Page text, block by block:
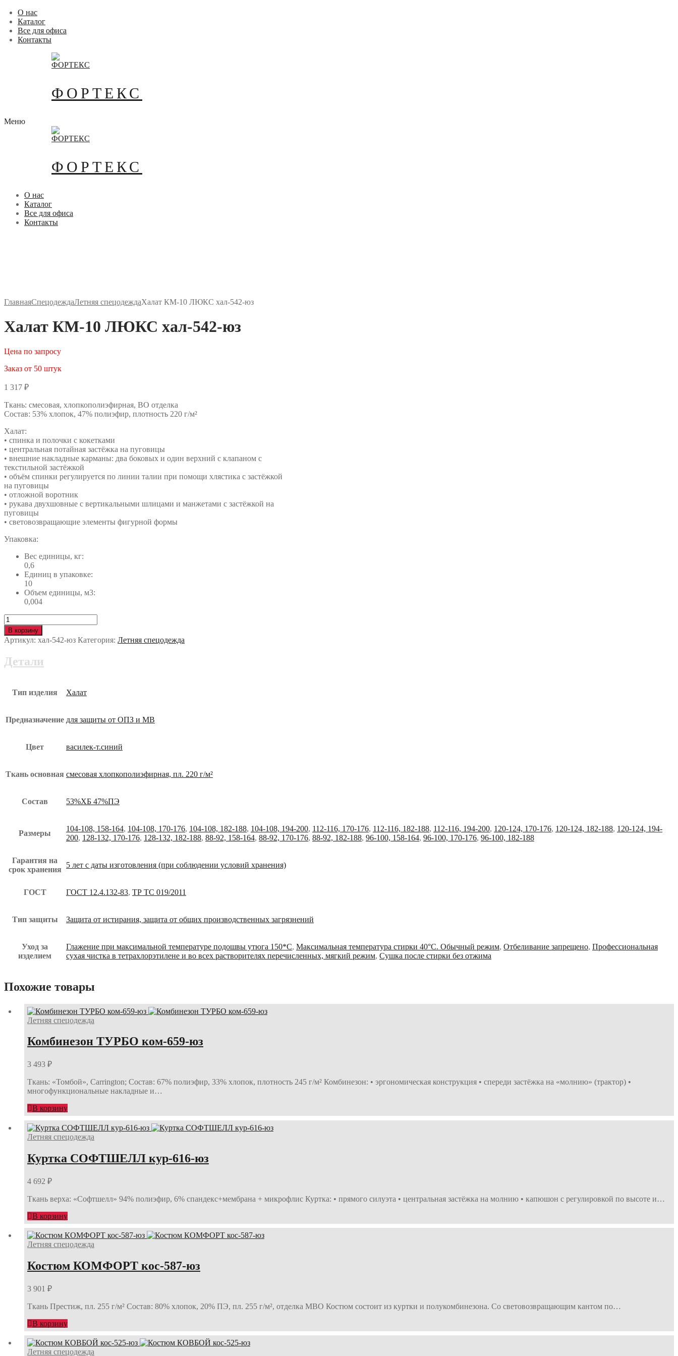
Перейти
содержимому
Меню
Закрыть
О нас
Каталог
Все для офиса
Контакты
ФОРТЕКС
Меню
ФОРТЕКС
О нас
Каталог
Все для офиса
Контакты
ГлавнаяСпецодеждаЛетняя спецодеждаХалат КМ-10 ЛЮКС хал-542-юз
Халат КМ-10 ЛЮКС хал-542-юз
Цена по запросу
Заказ от 50 штук
1 317 ₽
Ткань: смесовая, хлопкополиэфирная, ВО отделка
Состав: 53% хлопок, 47% полиэфир, плотность 220 г/м²
Халат:
• спинка и полочки с кокетками
• центральная потайная застёжка на пуговицы
• внешние накладные карманы: два боковых и один верхний с клапаном с
текстильной застёжкой
• объём спинки регулируется по линии талии при помощи хлястика с застёжкой
на пуговицы
• отложной воротник
• рукава двухшовные с вертикальными шлицами и манжетами с застёжкой на
пуговицы
• световозвращающие элементы фигурной формы
Упаковка:
Вес единицы, кг:
0,6
Единиц в упаковке:
10
Объем единицы, м3:
0,004
Количество
Халат
КМ-10
ЛЮКС
юз
В корзину
Артикул: хал-542-юз Категория: Летняя спецодежда
Детали
Тип изделия Халат
Предназначение для защиты от ОПЗ и МВ
Цвет василек-т.синий
Ткань основная смесовая хлопкополиэфирная, пл. 220 г/м²
Состав 53%ХБ 47%ПЭ
Размеры
104-108, 158-164, 104-108, 170-176, 104-108, 182-188, 104-108, 194-200, 112-116, 170-176, 112-116, 182-188, 112-116, 194-200, 120-124, 170-176, 120-124, 182-188, 120-124, 194-
200, 128-132, 170-176, 128-132, 182-188, 88-92, 158-164, 88-92, 170-176, 88-92, 182-188, 96-100, 158-164, 96-100, 170-176, 96-100, 182-188
Гарантия на
срок хранения
5 лет с даты изготовления (при соблюдении условий хранения)
ГОСТ ГОСТ 12.4.132-83, ТР ТС 019/2011
Тип защиты Защита от истирания, защита от общих производственных загрязнений
Уход за
изделием
Глажение при максимальной температуре подошвы утюга 150*С, Максимальная температура стирки 40°С. Обычный режим, Отбеливание запрещено, Профессиональная
сухая чистка в тетрахлорэтилене и во всех растворителях перечисленных, мягкий режим, Сушка после стирки без отжима
Похожие товары
Летняя спецодежда
Комбинезон ТУРБО ком-659-юз
3 493 ₽
Ткань: «Томбой», Carrington; Состав: 67% полиэфир, 33% хлопок, плотность 245 г/м² Комбинезон: • эргономическая конструкция • спереди застёжка на «молнию» (трактор) •
многофункциональные накладные и…
В корзину
Летняя спецодежда
Куртка СОФТШЕЛЛ кур-616-юз
4 692 ₽
Ткань верха: «Софтшелл» 94% полиэфир, 6% спандекс+мембрана + микрофлис Куртка: • прямого силуэта • центральная застёжка на молнию • капюшон с регулировкой по высоте и…
В корзину
Летняя спецодежда
Костюм КОМФОРТ кос-587-юз
3 901 ₽
Ткань Престиж, пл. 255 г/м² Состав: 80% хлопок, 20% ПЭ, пл. 255 г/м², отделка МВО Костюм состоит из куртки и полукомбинезона. Со световозвращающим кантом по…
В корзину
Летняя спецодежда